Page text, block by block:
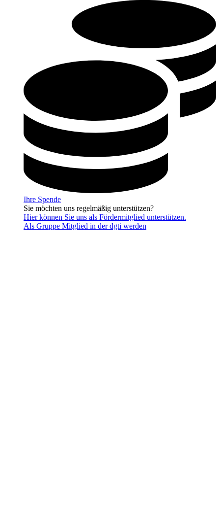
Ihre Spende
Sie möchten uns regelmäßig unterstützen?
Hier können Sie uns als Fördermitglied unterstützen.
Als Gruppe Mitglied in der dgti werden